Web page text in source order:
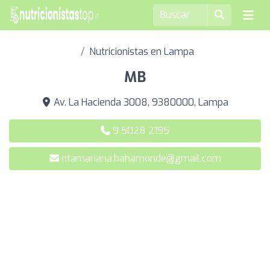
Nutricionistas en Lampa
MB
Av. La Hacienda 3008, 9380000, Lampa
9 5028 2195
ntamariana.bahamonde@gmail.com